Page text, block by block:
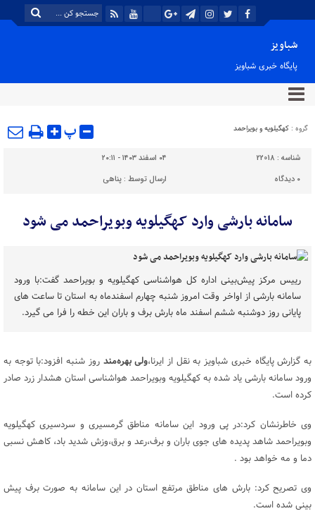
شباویز
پایگاه خبری شباویز
گروه : کهگیلویه و بویراحمد پ
شناسه : 22018
۰۴ اسفند ۱۴۰۳ - ۲۰:۱۱
۰ دیدگاه ارسال توسط :پناهی
سامانه بارشی وارد کهگیلویه وبویراحمد می شود
رییس مرکز پیش‌بینی اداره کل هواشناسی کهگیلویه و بویراحمد گفت:با ورود
سامانه بارشی از اواخر وقت امروز شنبه چهارم اسفندماه به استان تا ساعت های
پایانی روز دوشنبه ششم اسفند ماه بارش برف و باران این خطه را فرا می گیرد.
به گزارش پایگاه خبری شباویز به نقل از ایرنا،ولی بهره‌مند روز شنبه افزود:با توجه به
ورود سامانه بارشی یاد شده به کهگیلویه وبویراحمد هواشناسی استان هشدار زرد صادر
کرده است.
وی خاطرنشان کرد:در پی ورود این سامانه مناطق گرمسیری و سردسیری کهگیلویه
وبویراحمد شاهد پدیده های جوی باران و برف،رعد و برق،وزش شدید باد، کاهش نسبی
دما و مه خواهد بود .
وی تصریح کرد: بارش های مناطق مرتفع استان در این سامانه به صورت برف پیش
بینی شده است.